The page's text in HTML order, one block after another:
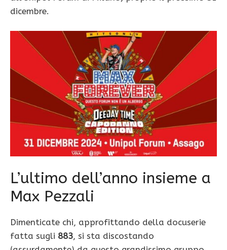
dicembre.
L’ultimo dell’anno insieme a
Max Pezzali
Dimenticate chi, approfittando della docuserie
fatta sugli 883, si sta discostando